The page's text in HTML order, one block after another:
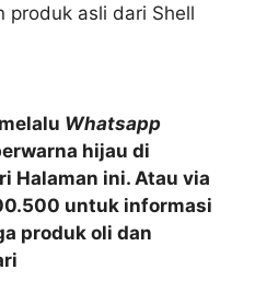
produk asli dari Shell
Whatsapp
hijau di
Halaman ini. Atau via
untuk informasi
produk oli dan